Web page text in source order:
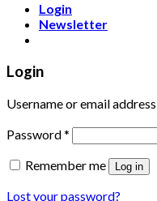
Login
Newsletter
Login
Username or email address
Password*
Remember me
Log in
Lost your password?